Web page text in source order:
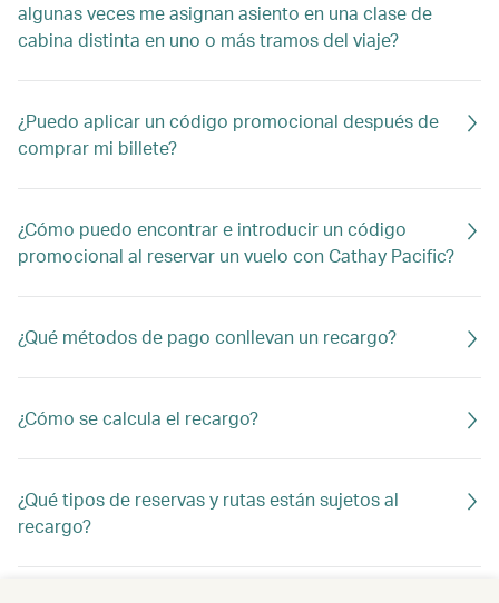
algunas veces me asignan asiento en una clase de
cabina distinta en uno o más tramos del viaje?
¿Puedo aplicar un código promocional después de
comprar mi billete?
¿Cómo puedo encontrar e introducir un código
promocional al reservar un vuelo con Cathay Pacific?
¿Qué métodos de pago conllevan un recargo?
¿Cómo se calcula el recargo?
¿Qué tipos de reservas y rutas están sujetos al
recargo?